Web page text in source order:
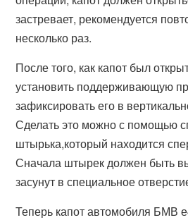
застревает, рекомендуется
несколько раз.
После того, как капот был
установить поддерживающую
зафиксировать его в
Сделать это можно с помощью
штырька,который находится
Сначала штырек должен быть
засунут в специальное
Теперь капот автомобиля БМВ